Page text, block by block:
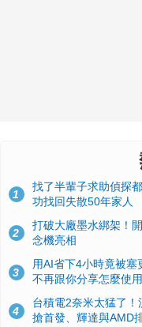
1
找了半輩子求助偵探
功找回失散50年家人
2
打破大廠墨水綁架！
念機亮相
3
用AI省下4小時竟被
不再跟你分享怎麼使
4
台積電2奈米太猛了
搶首發、輝達與AMD